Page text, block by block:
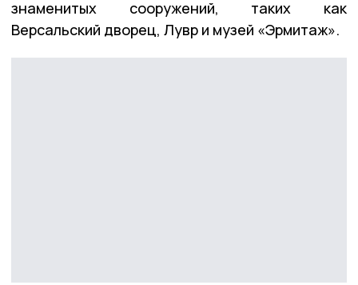
знаменитых сооружений, таких как
Версальский дворец, Лувр и музей «Эрмитаж».